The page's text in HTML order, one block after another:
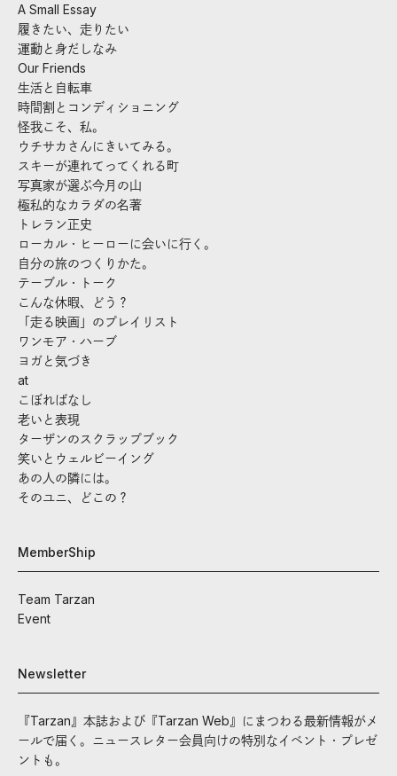
A Small Essay
履きたい、走りたい
運動と身だしなみ
Our Friends
生活と自転車
時間割とコンディショニング
怪我こそ、私。
ウチサカさんにきいてみる。
スキーが連れてってくれる町
写真家が選ぶ今月の山
極私的なカラダの名著
トレラン正史
ローカル・ヒーローに会いに行く。
自分の旅のつくりかた。
テーブル・トーク
こんな休暇、どう？
「走る映画」のプレイリスト
ワンモア・ハーブ
ヨガと気づき
at
こぼればなし
老いと表現
ターザンのスクラップブック
笑いとウェルビーイング
あの人の隣には。
そのユニ、どこの？
MemberShip
Team Tarzan
Event
Newsletter
『Tarzan』本誌および『Tarzan Web』にまつわる最新情報がメ
ールで届く。ニュースレター会員向けの特別なイベント・プレゼ
ントも。